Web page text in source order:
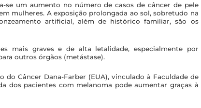
se um aumento no número de casos de câncer de pele
mulheres. A exposição prolongada ao sol, sobretudo na
artificial, além de histórico familiar, são os
mais graves e de alta letalidade, especialmente por
outros órgãos (metástase).
Câncer Dana-Farber (EUA), vinculado à Faculdade de
dos pacientes com melanoma pode aumentar graças à